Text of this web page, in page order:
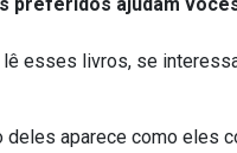
esses livros, se
deles aparece como eles